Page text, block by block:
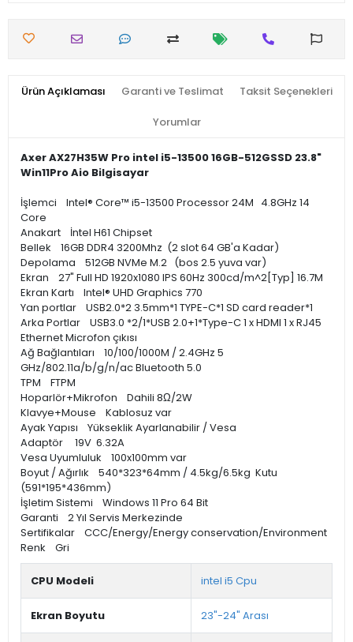
Ürün Açıklaması Garanti ve Teslimat Taksit Seçenekleri
Yorumlar
Axer AX27H35W Pro intel i5-13500 16GB-512GSSD 23.8"
Win11Pro Aio Bilgisayar
İşlemci Intel® Core™ i5-13500 Processor 24M 4.8GHz 14
Core
Anakart İntel H61 Chipset
Bellek 16GB DDR4 3200Mhz (2 slot 64 GB'a Kadar)
Depolama 512GB NVMe M.2 (bos 2.5 yuva var)
Ekran 27" Full HD 1920x1080 IPS 60Hz 300cd/m^2[Typ] 16.7M
Ekran Kartı Intel® UHD Graphics 770
Yan portlar USB2.0*2 3.5mm*1 TYPE-C*1 SD card reader*1
Arka Portlar USB3.0 *2/1*USB 2.0+1*Type-C 1 x HDMI 1 x RJ45
Ethernet Microfon çıkısı
Ağ Bağlantıları 10/100/1000M / 2.4GHz 5
GHz/802.11a/b/g/n/ac Bluetooth 5.0
TPM FTPM
Hoparlör+Mikrofon Dahili 8Ω/2W
Klavye+Mouse Kablosuz var
Ayak Yapısı Yükseklik Ayarlanabilir / Vesa
Adaptör 19V 6.32A
Vesa Uyumluluk 100x100mm var
Boyut / Ağırlık 540*323*64mm / 4.5kg/6.5kg Kutu
(591*195*436mm)
İşletim Sistemi Windows 11 Pro 64 Bit
Garanti 2 Yıl Servis Merkezinde
Sertifikalar CCC/Energy/Energy conservation/Environment
Renk Gri
CPU Modeli intel i5 Cpu
Ekran Boyutu 23"-24" Arası